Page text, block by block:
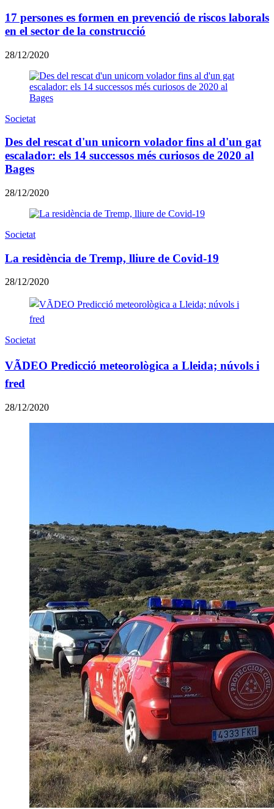
17 persones es formen en prevenció de riscos laborals
en el sector de la construcció
28/12/2020
Societat
Des del rescat d'un unicorn volador fins al d'un gat
escalador: els 14 successos més curiosos de 2020 al
Bages
28/12/2020
Societat
La residència de Tremp, lliure de Covid-19
28/12/2020
Societat
VÃDEO Predicció meteorològica a Lleida; núvols i
fred
28/12/2020